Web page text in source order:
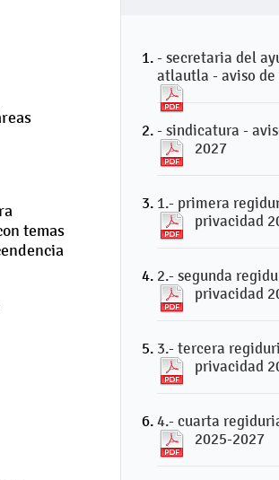
temas
- secretaria del
atlautla - aviso
- sindicatura -
2027
1.- primera
privacidad
2.- segunda
privacidad
3.- tercera
privacidad
4.- cuarta
2025-2027